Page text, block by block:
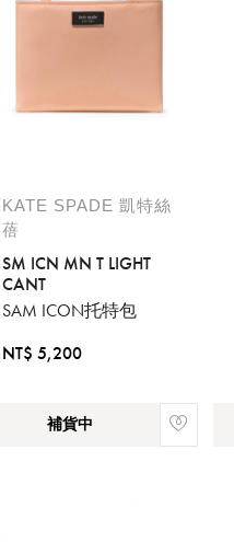
KATE SPADE 凱特絲
蓓
SM ICN MN T LIGHT
CANT
SAM ICON托特包
NT$ 5,200
補貨中